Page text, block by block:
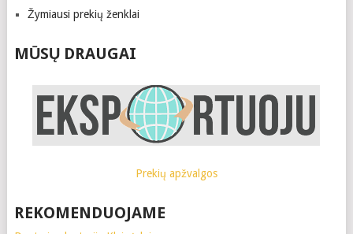
Žymiausi prekių ženklai
MŪSŲ DRAUGAI
Prekių apžvalgos
REKOMENDUOJAME